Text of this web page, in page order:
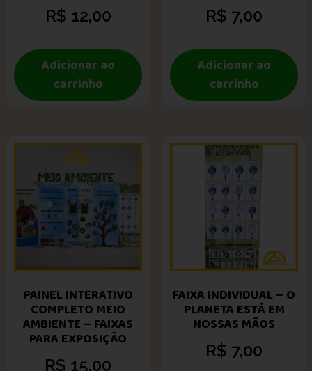
R$ 12,00
Adicionar ao
carrinho
R$ 7,00
Adicionar ao
carrinho
PAINEL INTERATIVO
COMPLETO MEIO
AMBIENTE – FAIXAS
PARA EXPOSIÇÃO
R$ 15,00
FAIXA INDIVIDUAL – O
PLANETA ESTÁ EM
NOSSAS MÃOS
R$ 7,00